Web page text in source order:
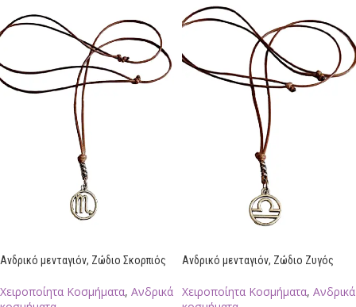
Aνδρικό μενταγιόν, Ζώδιο Σκορπιός
Χειροποίητα Κοσμήματα, Ανδρικά
Aνδρικό μενταγιόν, Ζώδιο Ζυγός
Χειροποίητα Κοσμήματα, Ανδρικά